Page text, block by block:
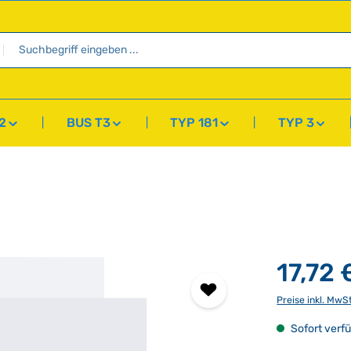
BUS T3 TYP 181 TYP 3
17,72
Preise inkl.
Sofort